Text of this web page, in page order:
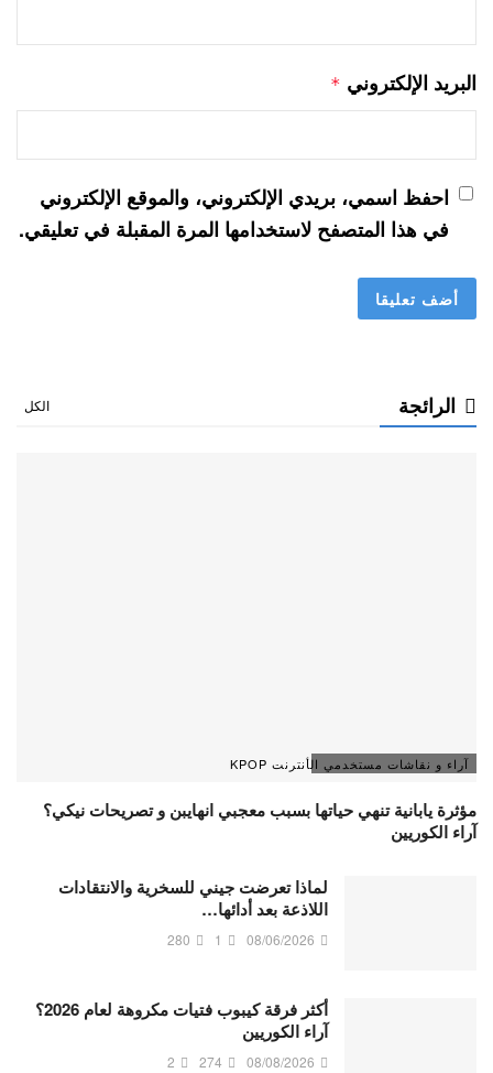
البريد الإلكتروني *
احفظ اسمي، بريدي الإلكتروني، والموقع الإلكتروني
في هذا المتصفح لاستخدامها المرة المقبلة في تعليقي.
الرائجة الكل
آراء و نقاشات مستخدمي الأنترنت KPOP
مؤثرة يابانية تنهي حياتها بسبب معجبي انهايبن و تصريحات نيكي؟
آراء الكوريين
لماذا تعرضت جيني للسخرية والانتقادات
اللاذعة بعد أدائها…
08/06/2026
1
280
أكثر فرقة كيبوب فتيات مكروهة لعام 2026؟
آراء الكوريين
08/08/2026
274
2